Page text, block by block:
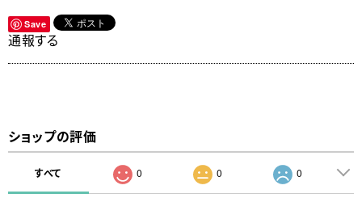
Save
通報する
ショップの評価
すべて 0 0 0